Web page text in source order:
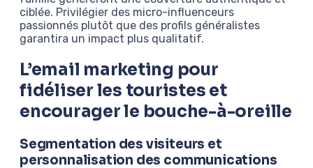
ciblée. Privilégier des micro-influenceurs
passionnés plutôt que des profils généralistes
garantira un impact plus qualitatif.
L’email marketing pour
fidéliser les touristes et
encourager le bouche-à-oreille
Segmentation des visiteurs et
personnalisation des communications